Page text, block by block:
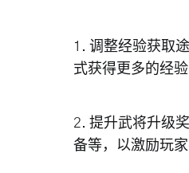
1. 调整经验获取
式获得更多的经
2. 提升武将升级
备等，以激励玩